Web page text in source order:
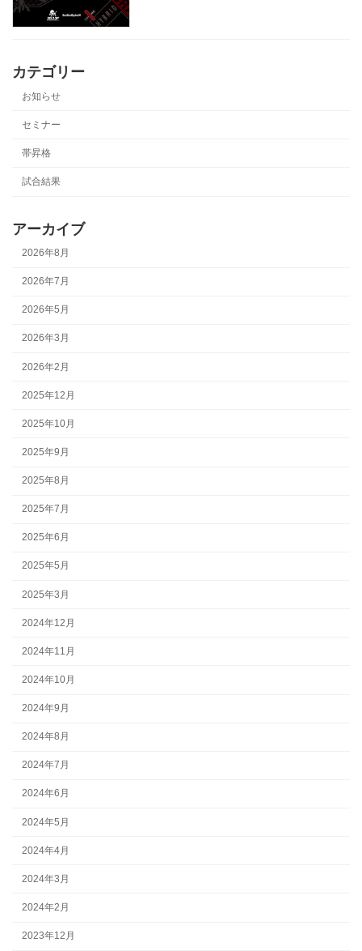
カテゴリー
お知らせ
セミナー
帯昇格
試合結果
アーカイブ
2026年8月
2026年7月
2026年5月
2026年3月
2026年2月
2025年12月
2025年10月
2025年9月
2025年8月
2025年7月
2025年6月
2025年5月
2025年3月
2024年12月
2024年11月
2024年10月
2024年9月
2024年8月
2024年7月
2024年6月
2024年5月
2024年4月
2024年3月
2024年2月
2023年12月